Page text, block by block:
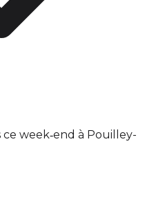
week‑end à Pouilley-